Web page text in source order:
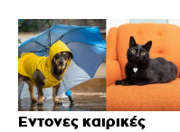
Έντονες καιρικές